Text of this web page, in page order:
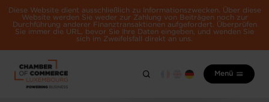
Diese Website dient ausschließlich zu Informationszwecken. Über diese
Website werden Sie weder zur Zahlung von Beiträgen noch zur
Durchführung anderer Finanztransaktionen aufgefordert. Überprüfen
Sie immer die URL, bevor Sie Ihre Daten eingeben, und wenden Sie
sich im Zweifelsfall direkt an uns.
Menü